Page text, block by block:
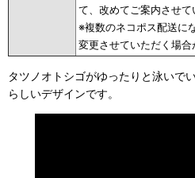
て、改めてご案内させて
※複数のネコポス配送に
変更させていただく場合
タツノオトシゴがゆったりと泳いで
らしいデザインです。